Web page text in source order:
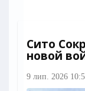
Сито
новой
9 лип. 2026